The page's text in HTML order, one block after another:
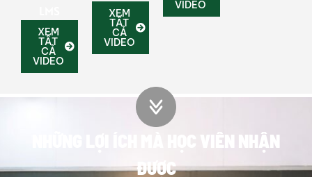
XEM
TẤT
CẢ
VIDEO
XEM
TẤT
CẢ
VIDEO
VIDEO
NHỮNG LỢI ÍCH MÀ HỌC VIÊN NHẬN
ĐƯỢC